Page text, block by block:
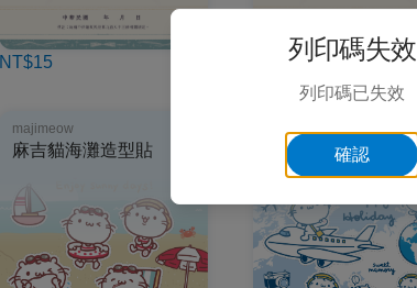
NT$15 NT$15
majimeow
麻吉貓海灘造型貼
majimeow
麻吉貓旅遊造型貼
列印碼失效
列印碼已失效
確認